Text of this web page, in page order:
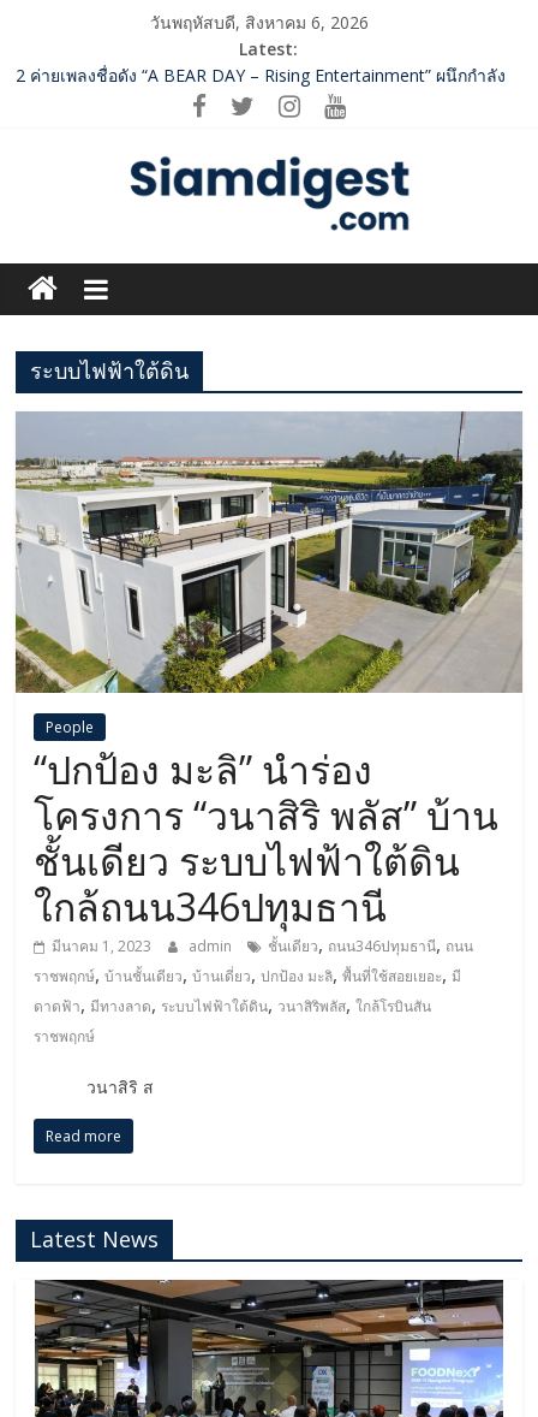
content
วันพฤหัสบดี, สิงหาคม 6, 2026
Latest:
2 ค่ายเพลงชื่อดัง “A BEAR DAY – Rising Entertainment” ผนึกกำลัง
ครั้งสำคัญ ส่งศิลปิน “เบสท์ – เบลล์” ปล่อยซิงเกิ้ลพิเศษ เอาใจคนอิน
SME D Bank ผนึกกำลัง สถาบันอาหาร เปิดตัว “FOODNext SME D
Navigator” ชูยุทธศาสตร์ “แหล่งทุนคู่องค์ความรู้” ติดปีก SME อาหาร
ททท. จับมือ TransNusa Airline – Traveloka ยกระดับการเชื่อมโยง
ไทย–อินโดนีเซีย ดันไทยสู่จุดหมายปลายทางคุณภาพ เชื่อม Asean
Tourism และ Muslim-Friendly Destination
กกท.เปิดเกมรุก! ดันเอเชียนเกมส์ให้เป็นมากกว่าการแข่งขัน ผ่าน
ปฏิรูปภาษีบุหรี่ต้องถึงจุดเปลี่ยน สมาคมการค้ายาสูบไทย หนุน
โครงสร้างอัตราเดียว ลดบิดเบือนตลาด เพิ่มประสิทธิภาพจัดเก็บรายได้
Siam
Digest.com
ฺีBusiness
&
ระบบไฟฟ้าใต้ดิน
People
“ปกป้อง มะลิ” นำร่อง
โครงการ “วนาสิริ พลัส” บ้าน
ชั้นเดียว ระบบไฟฟ้าใต้ดิน
ใกล้ถนน346ปทุมธานี
มีนาคม 1, 2023 admin ชั้นเดียว, ถนน346ปทุมธานี, ถนน
ราชพฤกษ์,บ้านชั้นเดียว,บ้านเดี่ยว,ปกป้อง มะลิ,พื้นที่ใช้สอยเยอะ,มี
ดาดฟ้า,มีทางลาด, ระบบไฟฟ้าใต้ดิน, วนาสิริพลัส,ใกล้โรบินสัน
ราชพฤกษ์
วนาสิริ ส
Read more
Latest News